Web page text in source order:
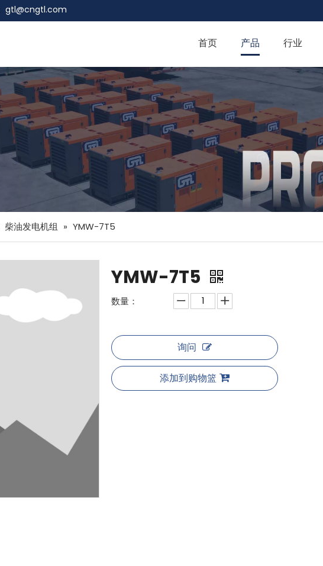
gtl@cngtl.com
首页 产品 行业
柴油发电机组 » YMW-7T5
YMW-7T5
数量：
询问
添加到购物篮